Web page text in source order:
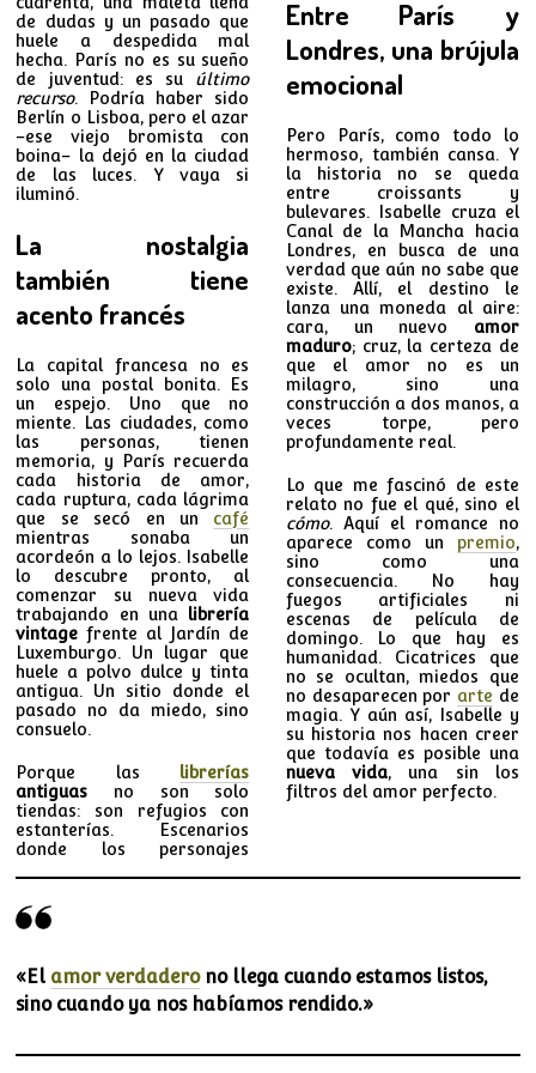
de dudas y un pasado que
huele a despedida mal
hecha. París no es su sueño
de juventud: es su último
recurso. Podría haber sido
Berlín o Lisboa, pero el azar
–ese viejo bromista con
boina– la dejó en la ciudad
de las luces. Y vaya si
iluminó.
La nostalgia
también tiene
acento francés
La capital francesa no es
solo una postal bonita. Es
un espejo. Uno que no
miente. Las ciudades, como
las personas, tienen
memoria, y París recuerda
cada historia de amor,
cada ruptura, cada lágrima
que se secó en un café
mientras sonaba un
acordeón a lo lejos. Isabelle
lo descubre pronto, al
comenzar su nueva vida
trabajando en una librería
vintage frente al Jardín de
Luxemburgo. Un lugar que
huele a polvo dulce y tinta
antigua. Un sitio donde el
pasado no da miedo, sino
consuelo.
Porque las librerías
antiguas no son solo
tiendas: son refugios con
estanterías. Escenarios
donde los personajes
Entre París y
Londres, una brújula
emocional
Pero París, como todo lo
hermoso, también cansa. Y
la historia no se queda
entre croissants y
bulevares. Isabelle cruza el
Canal de la Mancha hacia
Londres, en busca de una
verdad que aún no sabe que
existe. Allí, el destino le
lanza una moneda al aire:
cara, un nuevo amor
maduro; cruz, la certeza de
que el amor no es un
milagro, sino una
construcción a dos manos, a
veces torpe, pero
profundamente real.
Lo que me fascinó de este
relato no fue el qué, sino el
cómo. Aquí el romance no
aparece como un premio,
sino como una
consecuencia. No hay
fuegos artificiales ni
escenas de película de
domingo. Lo que hay es
humanidad. Cicatrices que
no se ocultan, miedos que
no desaparecen por arte de
magia. Y aún así, Isabelle y
su historia nos hacen creer
que todavía es posible una
nueva vida, una sin los
filtros del amor perfecto.
«El amor verdaderono llega cuando estamos listos,
sino cuando ya nos habíamos rendido.»